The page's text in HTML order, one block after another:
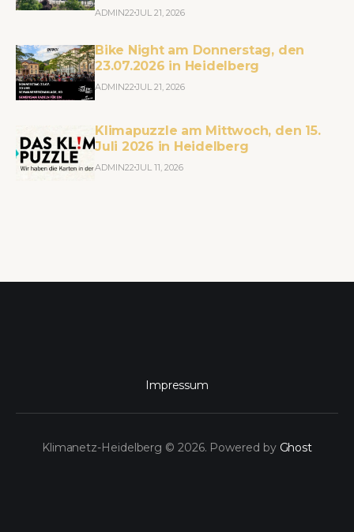
ADMIN22 JUL 21, 2026
Bike Night am Donnerstag, den
23.07.2026 in Heidelberg
ADMIN22 JUL 21, 2026
Klimapuzzle am Mittwoch, den 15.
Juli 2026 in Heidelberg
ADMIN22 JUL 11, 2026
Impressum
Klimanetz-Heidelberg © 2026. Powered by Ghost